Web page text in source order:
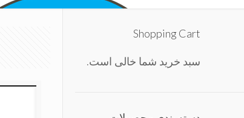
Shopping Cart
سبد خرید شما خالی است.